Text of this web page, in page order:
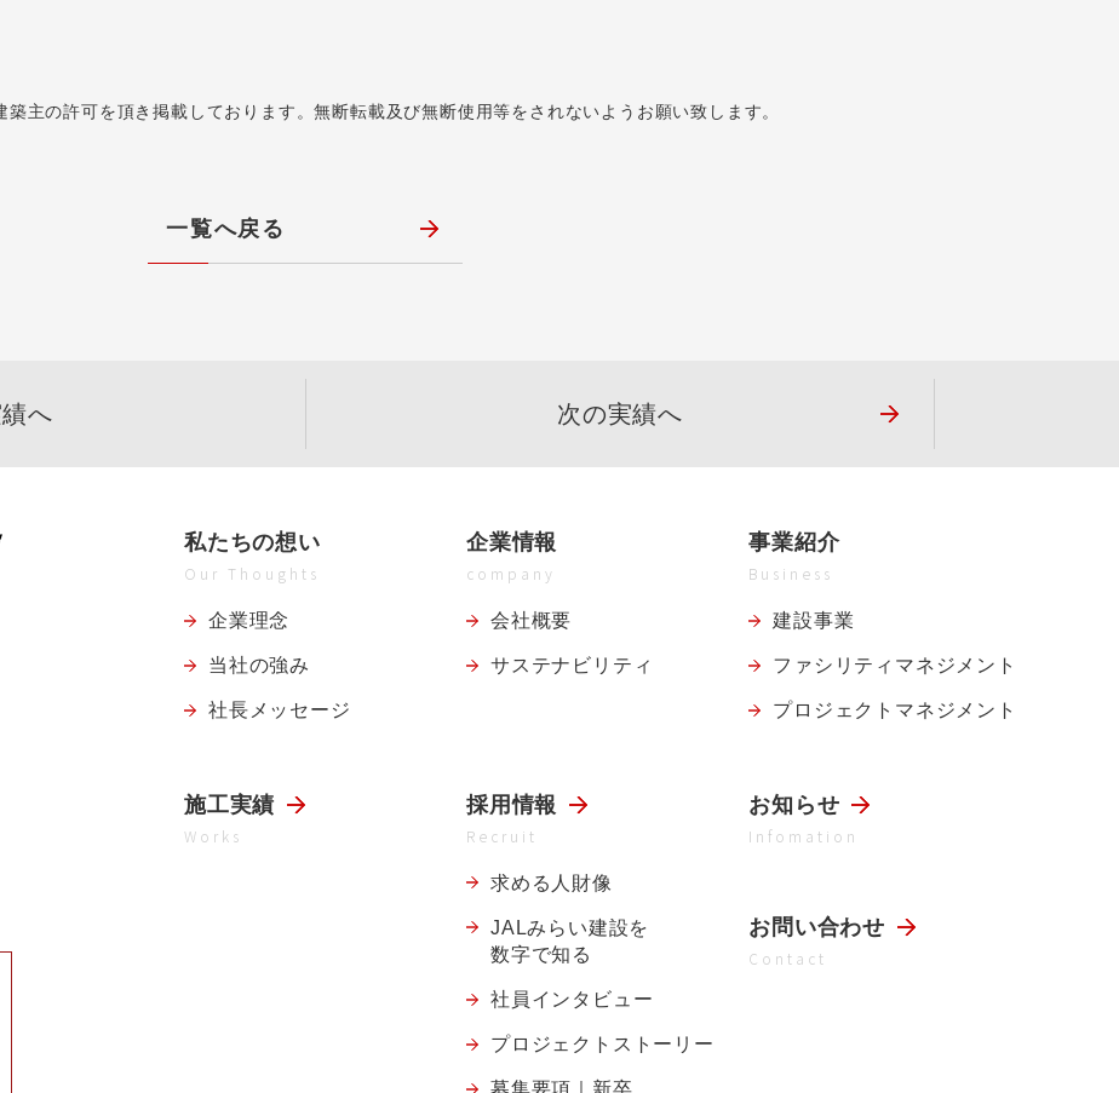
主の許可を頂き掲載しております。無断転載及び無断使用等をされないようお願い致します。
一覧へ戻る
へ 次の実績へ
私たちの想い
Our Thoughts
企業理念
当社の強み
社長メッセージ
企業情報
company
会社概要
サステナビリティ
事業紹介
Business
建設事業
ファシリティ マネジメント
プロジェクト マネジメント
施工実績
Works
採用情報
Recruit
求める人財像
JALみらい建設を
数字で知る
社員インタビュー
プロジェクトストーリー
募集要項｜新卒
お知らせ
Infomation
お問い合わせ
Contact